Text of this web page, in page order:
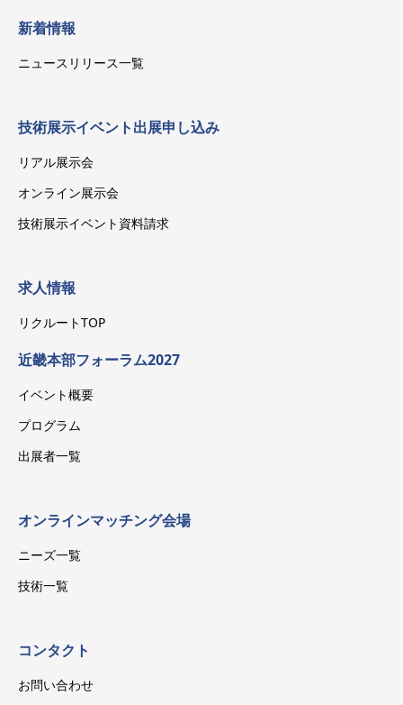
新着情報
ニュースリリース一覧
技術展示イベント出展申し込み
リアル展示会
オンライン展示会
技術展示イベント資料請求
求人情報
リクルートTOP
近畿本部フォーラム2027
イベント概要
プログラム
出展者一覧
オンラインマッチング会場
ニーズ一覧
技術一覧
コンタクト
お問い合わせ